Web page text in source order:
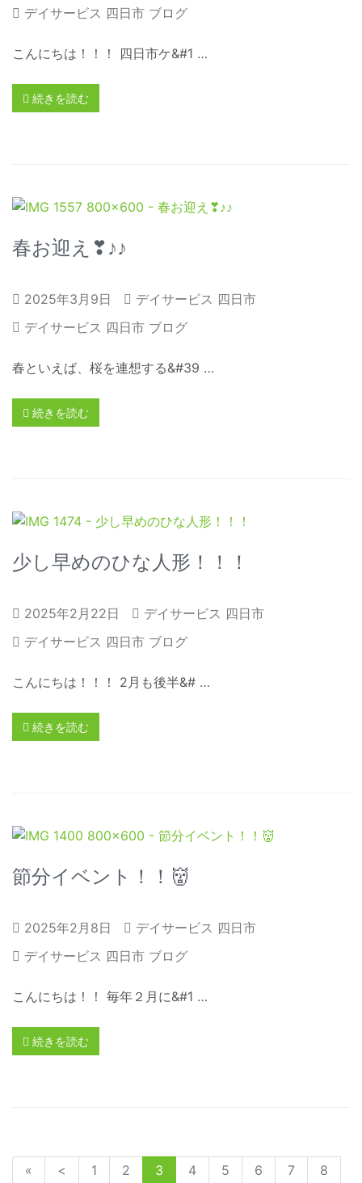
デイサービス 四日市 ブログ
こんにちは！！！ 四日市ケ&#1 …
続きを読む
春お迎え❣♪♪
2025年3月9日
デイサービス 四日市
デイサービス 四日市 ブログ
春といえば、桜を連想する&#39 …
続きを読む
少し早めのひな人形！！！
2025年2月22日
デイサービス 四日市
デイサービス 四日市 ブログ
こんにちは！！！ 2月も後半&# …
続きを読む
節分イベント！！👹
2025年2月8日
デイサービス 四日市
デイサービス 四日市 ブログ
こんにちは！！ 毎年２月に&#1 …
続きを読む
« < 1 2 3 4 5 6 7
8